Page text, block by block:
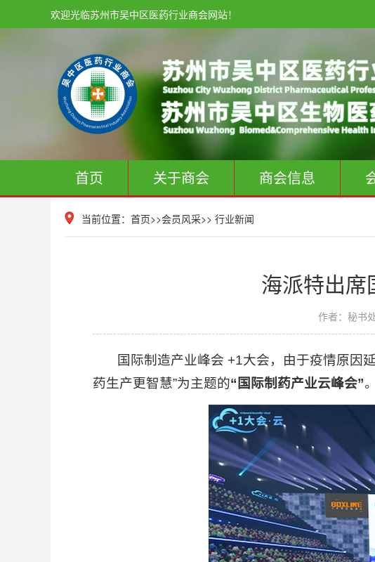
欢迎光临苏州市吴中区医药行业商会网站！
首页 关于商会 商会信息
当前位置： 首页>>会员风采>> 行业新闻
海派特出席
作者：秘书
国际制造产业峰会 +1大会，由于疫情原因延
药生产更智慧”为主题的“国际制药产业云峰会”。